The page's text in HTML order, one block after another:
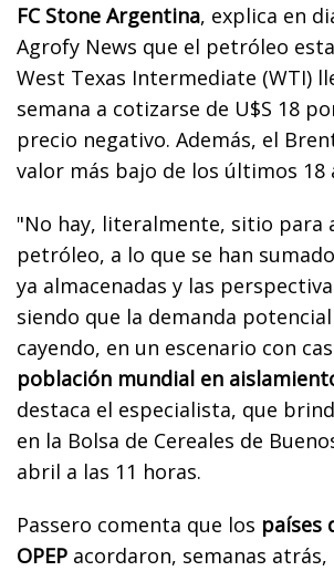
FC Stone Argentina, explica en
Agrofy News que el petróleo
West Texas Intermediate (WTI)
semana a cotizarse de U$S 18
precio negativo. Además, el
valor más bajo de los últimos 18
"No hay, literalmente, sitio para
petróleo, a lo que se han
ya almacenadas y las
siendo que la demanda
cayendo, en un escenario con
población mundial en
destaca el especialista, que
en la Bolsa de Cereales de
abril a las 11 horas.
Passero comenta que los países
OPEP acordaron, semanas